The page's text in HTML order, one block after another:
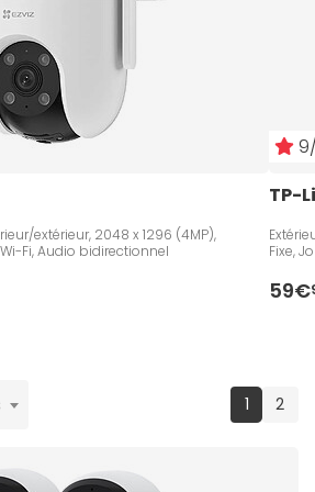
adaptée à vos besoins.
extérieur, 2048 x 1296 (4MP),
Fi, Audio bidirectionnel
TP-
Fixe,
59€
1 2